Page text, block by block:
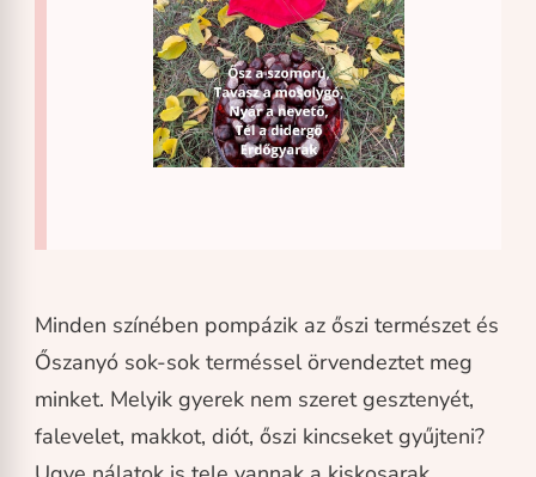
Minden színében pompázik az őszi természet és
Őszanyó sok-sok terméssel örvendeztet meg
minket. Melyik gyerek nem szeret gesztenyét,
falevelet, makkot, diót, őszi kincseket gyűjteni?